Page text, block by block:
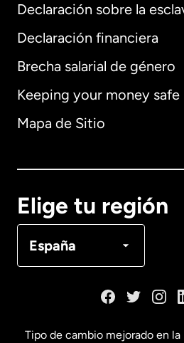
Declaración sobre la
Declaración financiera
Brecha salarial de género
Keeping your money safe
Mapa de Sitio
Elige tu región
España
Internacional
Alemania
Français
Tipo de cambio mejorado en